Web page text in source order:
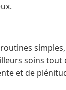
soins
et de